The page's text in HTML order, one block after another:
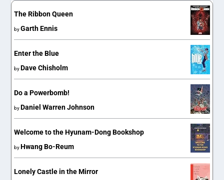
The Ribbon Queen
byGarth Ennis
Enter the Blue
by Dave Chisholm
Do a Powerbomb!
by Daniel Warren Johnson
Welcome to the Hyunam-Dong Bookshop
by Hwang Bo-Reum
Lonely Castle in the Mirror